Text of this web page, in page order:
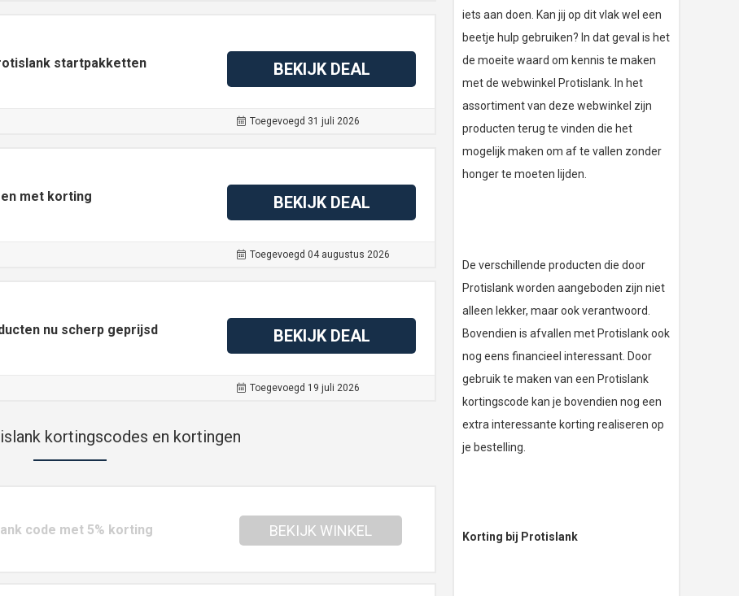
startpakketten BEKIJK DEAL
Toegevoegd 31 juli 2026
met korting BEKIJK DEAL
Toegevoegd 04 augustus 2026
nu scherp geprijsd BEKIJK DEAL
Toegevoegd 19 juli 2026
kortingscodes en kortingen
code met 5% korting BEKIJK WINKEL
iets aan doen. Kan jij op dit vlak wel een
beetje hulp gebruiken? In dat geval is het
de moeite waard om kennis te maken
met de webwinkel Protislank. In het
assortiment van deze webwinkel zijn
producten terug te vinden die het
mogelijk maken om af te vallen zonder
honger te moeten lijden.
De verschillende producten die door
Protislank worden aangeboden zijn niet
alleen lekker, maar ook verantwoord.
Bovendien is afvallen met Protislank ook
nog eens financieel interessant. Door
gebruik te maken van een Protislank
kortingscode kan je bovendien nog een
extra interessante korting realiseren op
je bestelling.
Korting bij Protislank